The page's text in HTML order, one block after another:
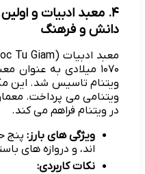
دانش و فرهنگ
ویتنام تاسیس شد. این
ویتنامی می پرداخت.
در ویتنام فراهم می کند.
ویژگی های بارز: پنج
اند، و دروازه های
نکات کاربردی: